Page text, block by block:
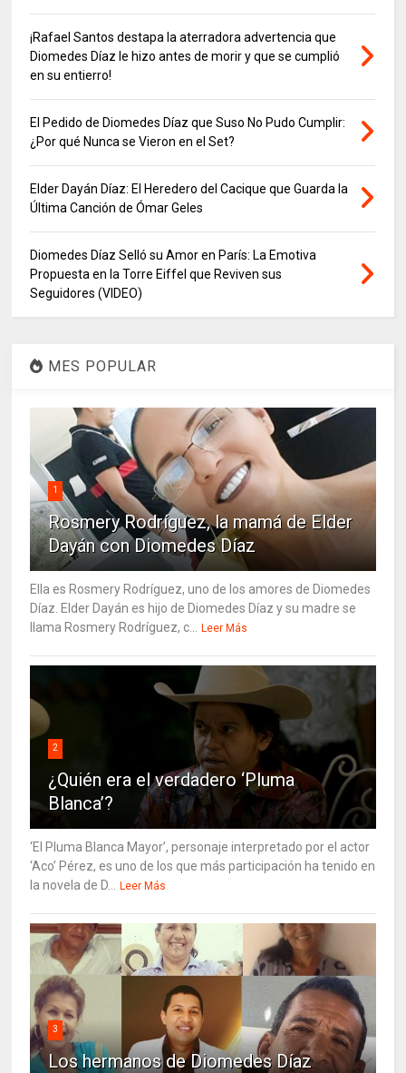
¡Rafael Santos destapa la aterradora advertencia que
Diomedes Díaz le hizo antes de morir y que se cumplió
en su entierro!
El Pedido de Diomedes Díaz que Suso No Pudo Cumplir:
¿Por qué Nunca se Vieron en el Set?
Elder Dayán Díaz: El Heredero del Cacique que Guarda la
Última Canción de Ómar Geles
Diomedes Díaz Selló su Amor en París: La Emotiva
Propuesta en la Torre Eiffel que Reviven sus
Seguidores (VIDEO)
MES POPULAR
1
Rosmery Rodríguez, la mamá de Elder
Dayán con Diomedes Díaz
Ella es Rosmery Rodríguez, uno de los amores de Diomedes
Díaz. Elder Dayán es hijo de Diomedes Díaz y su madre se
llama Rosmery Rodríguez, c...
Leer Más
2
¿Quién era el verdadero ‘Pluma
Blanca’?
‘El Pluma Blanca Mayor’, personaje interpretado por el actor
‘Aco’ Pérez, es uno de los que más participación ha tenido en
la novela de D...
Leer Más
3
Los hermanos de Diomedes Díaz